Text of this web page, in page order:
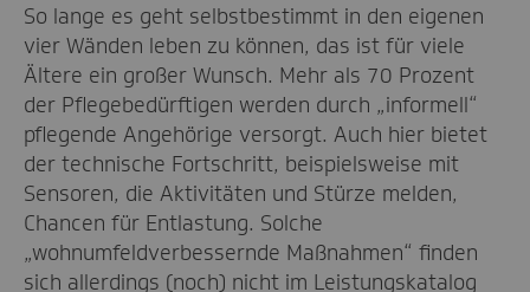
So lange es geht selbstbestimmt in den eigenen
vier Wänden leben zu können, das ist für viele
Ältere ein großer Wunsch. Mehr als 70 Prozent
der Pflegebedürftigen werden durch „informell“
pflegende Angehörige versorgt. Auch hier bietet
der technische Fortschritt, beispielsweise mit
Sensoren, die Aktivitäten und Stürze melden,
Chancen für Entlastung. Solche
„wohnumfeldverbessernde Maßnahmen“ finden
sich allerdings (noch) nicht im Leistungskatalog